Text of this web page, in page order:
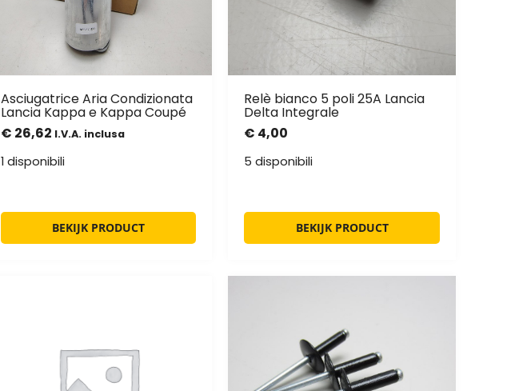
Asciugatrice Aria Condizionata
Lancia Kappa e Kappa Coupé
€ 26,62 I.V.A. inclusa
1 disponibili
BEKIJK PRODUCT
Relè bianco 5 poli 25A Lancia
Delta Integrale
€ 4,00
5 disponibili
BEKIJK PRODUCT